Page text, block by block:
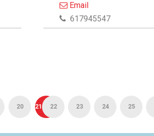
Email
617945547
20 21 22 23 24 25